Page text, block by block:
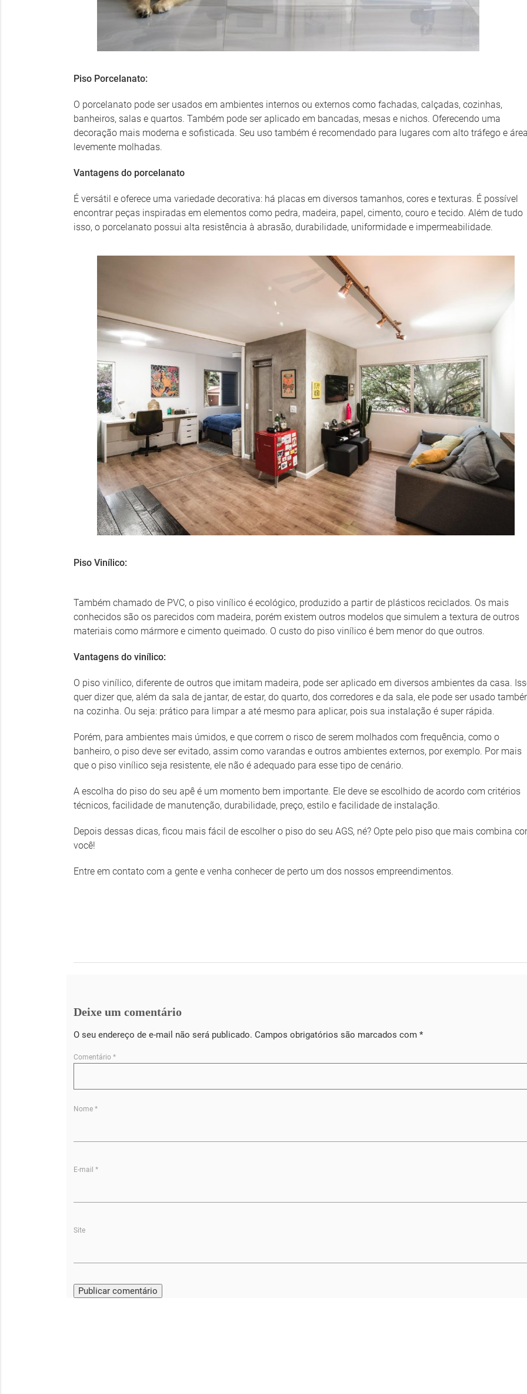
Piso Porcelanato:
O porcelanato pode ser usados em ambientes internos ou externos como fachadas, calçadas, cozinhas,
banheiros, salas e quartos. Também pode ser aplicado em bancadas, mesas e nichos. Oferecendo uma
decoração mais moderna e sofisticada. Seu uso também é recomendado para lugares com alto tráfego e
levemente molhadas.
Vantagens do porcelanato
É versátil e oferece uma variedade decorativa: há placas em diversos tamanhos, cores e texturas. É possível
encontrar peças inspiradas em elementos como pedra, madeira, papel, cimento, couro e tecido. Além de tudo
isso, o porcelanato possui alta resistência à abrasão, durabilidade, uniformidade e impermeabilidade.
Piso Vinílico:
Também chamado de PVC, o piso vinílico é ecológico, produzido a partir de plásticos reciclados. Os mais
conhecidos são os parecidos com madeira, porém existem outros modelos que simulem a textura de outros
materiais como mármore e cimento queimado. O custo do piso vinílico é bem menor do que outros.
Vantagens do vinílico:
O piso vinílico, diferente de outros que imitam madeira, pode ser aplicado em diversos ambientes da casa.
quer dizer que, além da sala de jantar, de estar, do quarto, dos corredores e da sala, ele pode ser usado
na cozinha. Ou seja: prático para limpar a até mesmo para aplicar, pois sua instalação é super rápida.
Porém, para ambientes mais úmidos, e que correm o risco de serem molhados com frequência, como o
banheiro, o piso deve ser evitado, assim como varandas e outros ambientes externos, por exemplo. Por mais
que o piso vinílico seja resistente, ele não é adequado para esse tipo de cenário.
A escolha do piso do seu apê é um momento bem importante. Ele deve se escolhido de acordo com critérios
técnicos, facilidade de manutenção, durabilidade, preço, estilo e facilidade de instalação.
Depois dessas dicas, ficou mais fácil de escolher o piso do seu AGS, né? Opte pelo piso que mais combina
você!
Entre em contato com a gente e venha conhecer de perto um dos nossos empreendimentos.
Deixe um comentário
O seu endereço de e-mail não será publicado. Campos obrigatórios são marcados com *
Comentário *
Nome *
E-mail *
Site